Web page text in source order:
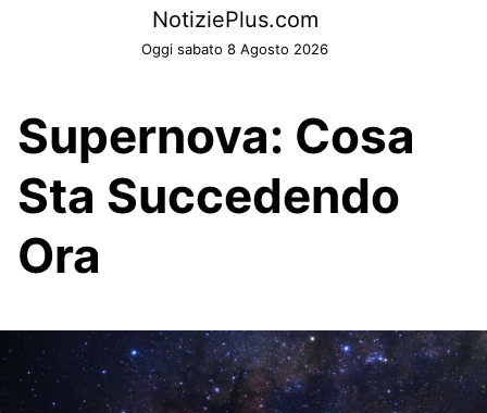
NotiziePlus.com
Oggi sabato 8 Agosto 2026
Supernova: Cosa
Sta Succedendo
Ora